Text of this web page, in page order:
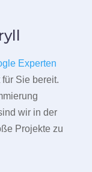
Experten
Sie bereit.
wir in der
Projekte zu